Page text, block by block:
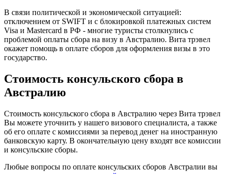
В связи политической и экономической ситуацией:
отключением от SWIFT и с блокировкой платежных систем
Visa и Mastercard в РФ - многие туристы столкнулись с
проблемой оплаты сбора на визу в Австралию. Вита трэвел
окажет помощь в оплате сборов для оформления визы в это
государство.
Стоимость консульского сбора в
Австралию
Стоимость консульского сбора в Австралию через Вита трэвел
Вы можете уточнить у нашего визового специалиста, а также
об его оплате с комиссиями за перевод денег на иностранную
банковскую карту. В окончательную цену входят все комиссии
и консульские сборы.
Любые вопросы по оплате консульских сборов Австралии вы